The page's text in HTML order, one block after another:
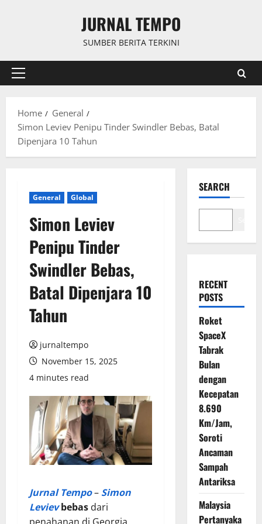
JURNAL TEMPO
SUMBER BERITA TERKINI
Primary
Home
General
Simon Leviev Penipu Tinder Swindler Bebas, Batal
Dipenjara 10 Tahun
General Global
Simon Leviev
Penipu Tinder
Swindler Bebas,
Batal Dipenjara 10
Tahun
jurnaltempo
November 15, 2025
4 minutes read
Jurnal Tempo– Simon
Levievbebas dari
SEARCH
RECENT
POSTS
Roket
SpaceX
Tabrak
Bulan
dengan
Kecepatan
8.690
Km/Jam,
Soroti
Ancaman
Sampah
Antariksa
Malaysia
Pertanyaka